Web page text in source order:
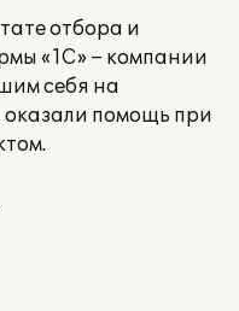
отбора и
«1С» – компании
себя на
помощь при